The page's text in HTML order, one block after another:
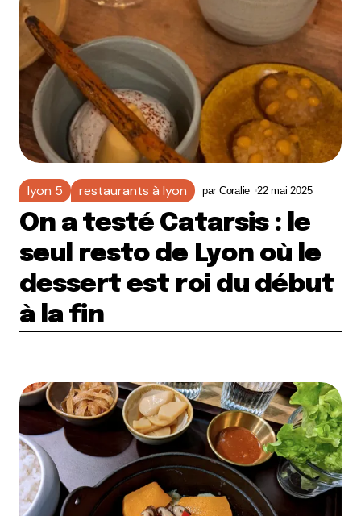
lyon 5 restaurants à lyon par Coralie 22 mai 2025
On a testé Catarsis : le
seul resto de Lyon où le
dessert est roi du début
à la fin